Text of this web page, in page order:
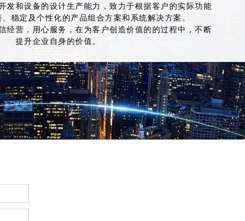
发和设备的设计生产能力，致力于根据客户的实际功能
稳定及个性化的产品组合方案和系统解决方案。
经营，用心服务，在为客户创造价值的的过程中，不断
提升企业自身的价值。